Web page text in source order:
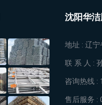
沈阳华
地址 : 辽宁
联 系 人 :
咨询热线 :
售后服务 :